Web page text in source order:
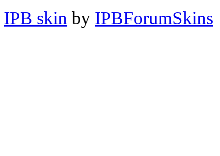
IPB skin by IPBForumSkins